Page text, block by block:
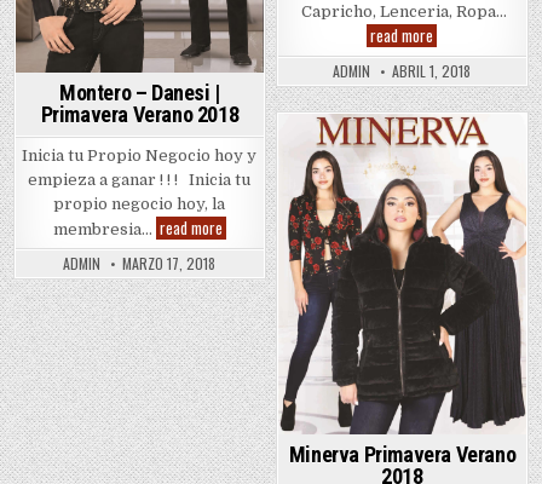
Capricho, Lenceria, Ropa…
read more
Volumne
14
|
Nuevo
Catalogo
Primavera
Verano
ADMIN ABRIL 1, 2018
Montero – Danesi |
Primavera Verano 2018
Inicia tu Propio Negocio hoy y
empieza a ganar ! ! ! Inicia tu
propio negocio hoy, la
membresia… read moreMontero
–
|
Primavera
Verano
2018
ADMIN MARZO 17, 2018
Posted
Minerva Primavera Verano
2018